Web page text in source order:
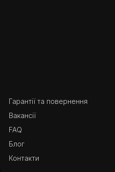
Гарантії та повернення
Вакансії
FAQ
Блог
Контакти